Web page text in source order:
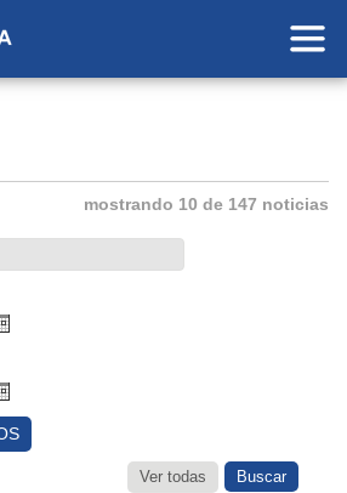
mostrando 10 de 147 noticias
Ver todas